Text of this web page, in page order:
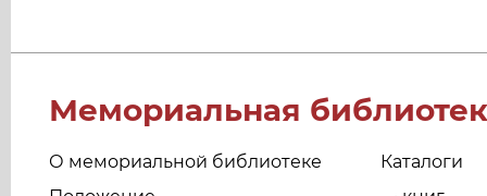
Мемориальная
О мемориальной библиотеке
Каталоги